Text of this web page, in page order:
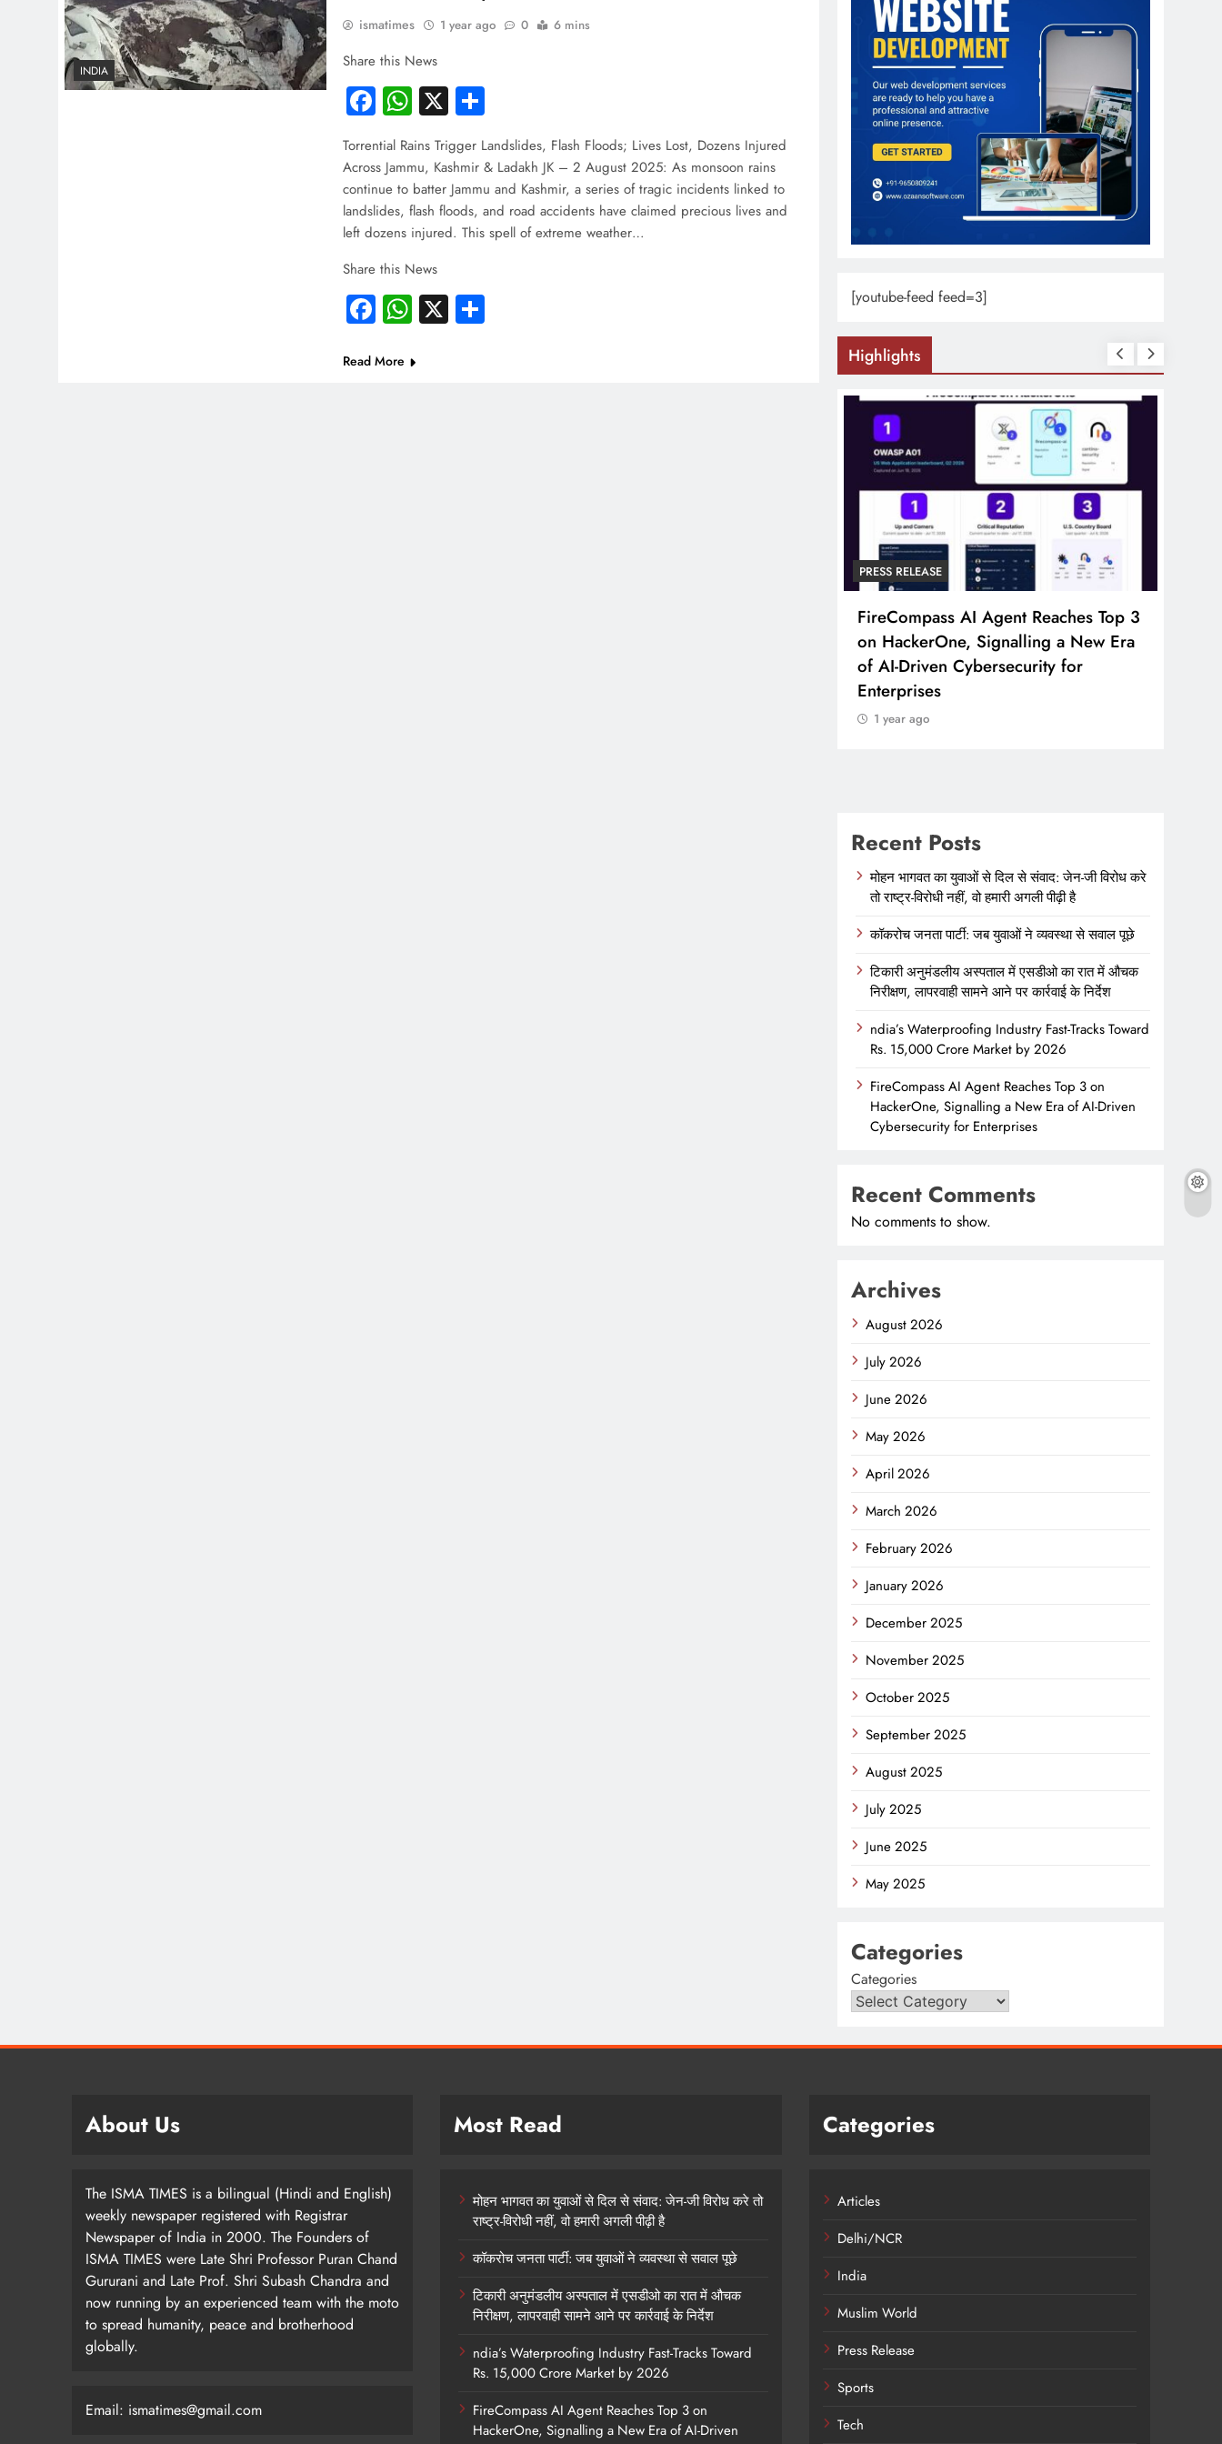
INDIA
ismatimes 1 year ago 0 6 mins
Share this News
Facebook
WhatsApp
X
Torrential Rains Trigger Landslides, Flash Floods; Lives Lost, Dozens Injured
Across Jammu, Kashmir & Ladakh JK – 2 August 2025: As monsoon rains
continue to batter Jammu and Kashmir, a series of tragic incidents linked to
landslides, flash floods, and road accidents have claimed precious lives and
left dozens injured. This spell of extreme weather…
Share this News
Facebook
WhatsApp
X
Read More
[youtube-feed feed=3]
Highlights
PRESS RELEASE
FireCompass AI Agent Reaches Top 3
on HackerOne, Signalling a New Era
of AI-Driven Cybersecurity for
Enterprises
1 year ago
Recent Posts
मोहन भागवत का युवाओं से दिल से संवाद: जेन-जी विरोध करे
तो राष्ट्र-विरोधी नहीं, वो हमारी अगली पीढ़ी है
कॉकरोच जनता पार्टी: जब युवाओं ने व्यवस्था से सवाल पूछे
टिकारी अनुमंडलीय अस्पताल में एसडीओ का रात में औचक
निरीक्षण, लापरवाही सामने आने पर कार्रवाई के निर्देश
ndia’s Waterproofing Industry Fast-Tracks Toward
Rs. 15,000 Crore Market by 2026
FireCompass AI Agent Reaches Top 3 on
HackerOne, Signalling a New Era of AI-Driven
Cybersecurity for Enterprises
Recent Comments
No comments to show.
Archives
August 2026
July 2026
June 2026
May 2026
April 2026
March 2026
February 2026
January 2026
December 2025
November 2025
October 2025
September 2025
August 2025
July 2025
June 2025
May 2025
Categories
Categories
About Us
The ISMA TIMES is a bilingual (Hindi and English)
weekly newspaper registered with Registrar
Newspaper of India in 2000. The Founders of
ISMA TIMES were Late Shri Professor Puran Chand
Gururani and Late Prof. Shri Subash Chandra and
now running by an experienced team with the moto
to spread humanity, peace and brotherhood
globally.
Email: ismatimes@gmail.com
Most Read
मोहन भागवत का युवाओं से दिल से संवाद: जेन-जी विरोध करे तो
राष्ट्र-विरोधी नहीं, वो हमारी अगली पीढ़ी है
कॉकरोच जनता पार्टी: जब युवाओं ने व्यवस्था से सवाल पूछे
टिकारी अनुमंडलीय अस्पताल में एसडीओ का रात में औचक
निरीक्षण, लापरवाही सामने आने पर कार्रवाई के निर्देश
ndia’s Waterproofing Industry Fast-Tracks Toward
Rs. 15,000 Crore Market by 2026
FireCompass AI Agent Reaches Top 3 on
HackerOne, Signalling a New Era of AI-Driven
Categories
Articles
Delhi/NCR
India
Muslim World
Press Release
Sports
Tech